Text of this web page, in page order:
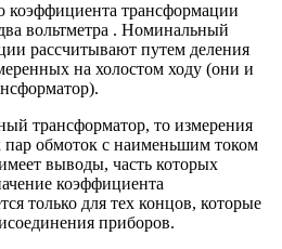
коэффициента трансформации
вольтметра . Номинальный
рассчитывают путем деления
на холостом ходу (они и
трансформатор, то измерения
пар обмоток с наименьшим током
выводы, часть которых
коэффициента
только для тех концов, которые
приборов.